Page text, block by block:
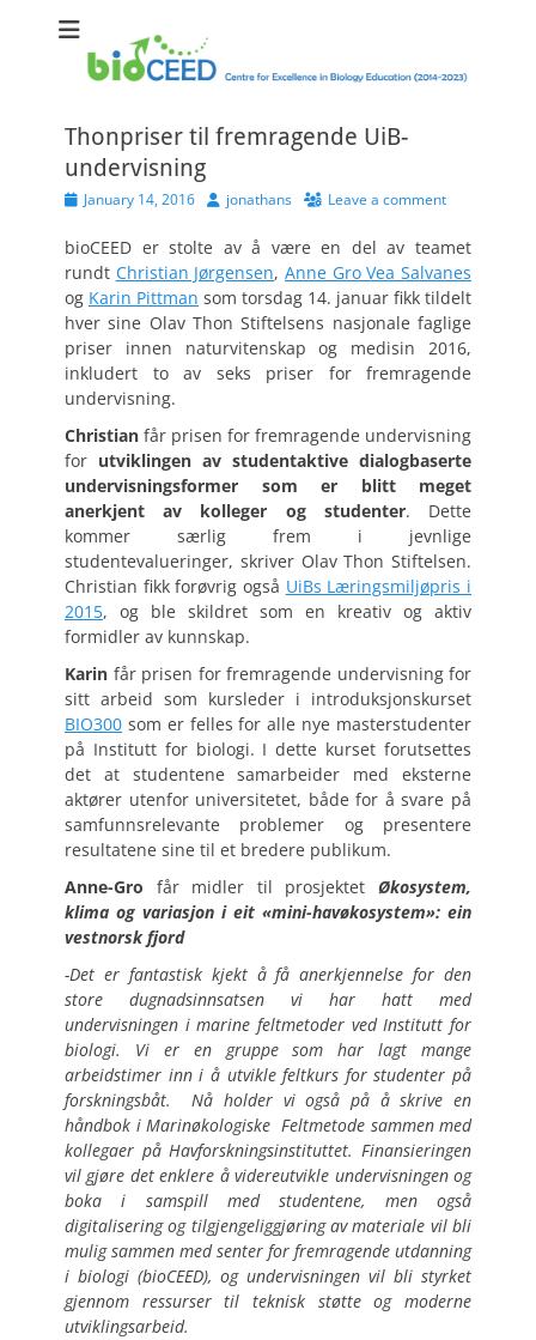
Centre for Excellence in Biology Education (2014-2023)
Thonpriser til fremragende UiB-
undervisning
PostedJanuary 14, 2016 Authorjonathans Leave a comment
bioCEED er stolte av å være en del av teamet
rundt Christian Jørgensen,Anne Gro Vea Salvanes
og Karin Pittman som torsdag 14. januar fikk tildelt
hver sine Olav Thon Stiftelsens nasjonale faglige
priser innen naturvitenskap og medisin 2016,
inkludert to av seks priser for fremragende
undervisning.
Christian får prisen for fremragende undervisning
for utviklingen av studentaktive dialogbaserte
undervisningsformer som er blitt meget
anerkjent av kolleger og studenter. Dette
kommer særlig frem i jevnlige
studentevalueringer, skriver Olav Thon Stiftelsen.
Christian fikk forøvrig også UiBs Læringsmiljøpris i
2015, og ble skildret som en kreativ og aktiv
formidler av kunnskap.
Karin får prisen for fremragende undervisning for
sitt arbeid som kursleder i introduksjonskurset
BIO300 som er felles for alle nye masterstudenter
på Institutt for biologi. I dette kurset forutsettes
det at studentene samarbeider med eksterne
aktører utenfor universitetet, både for å svare på
samfunnsrelevante problemer og presentere
resultatene sine til et bredere publikum.
Anne-Gro får midler til prosjektet Økosystem,
klima og variasjon i eit «mini-havøkosystem»: ein
vestnorsk fjord
-Det er fantastisk kjekt å få anerkjennelse for den
store dugnadsinnsatsen vi har hatt med
undervisningen i marine feltmetoder ved Institutt for
biologi. Vi er en gruppe som har lagt mange
arbeidstimer inn i å utvikle feltkurs for studenter på
forskningsbåt. Nå holder vi også på å skrive en
håndbok i Marinøkologiske Feltmetode sammen med
kollegaer på Havforskningsinstituttet. Finansieringen
vil gjøre det enklere å videreutvikle undervisningen og
boka i samspill med studentene, men også
digitalisering og tilgjengeliggjøring av materiale vil bli
mulig sammen med senter for fremragende utdanning
i biologi (bioCEED), og undervisningen vil bli styrket
gjennom ressurser til teknisk støtte og moderne
utviklingsarbeid.